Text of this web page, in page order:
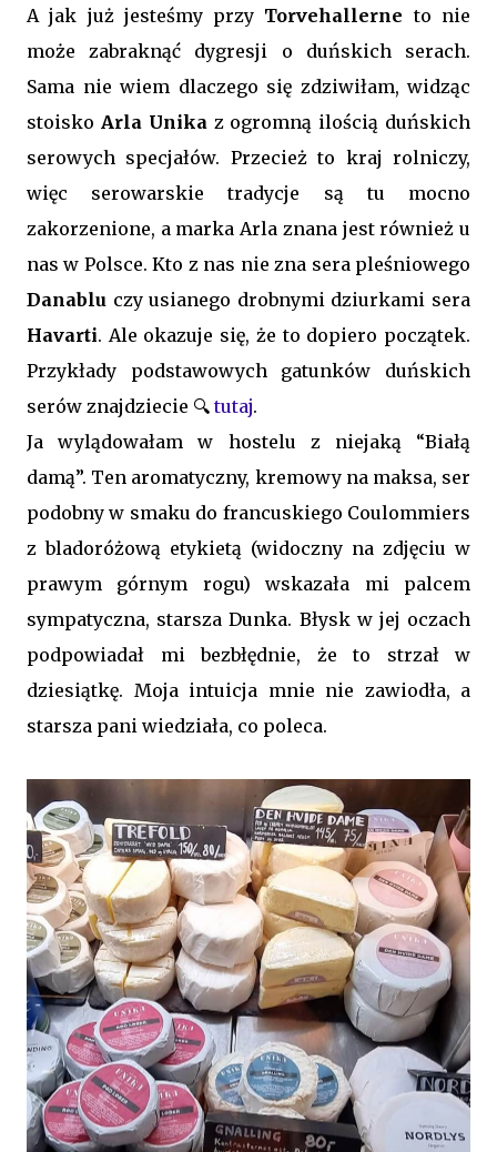
A jak już jesteśmy przy Torvehallerne to nie
może zabraknąć dygresji o duńskich serach.
Sama nie wiem dlaczego się zdziwiłam, widząc
stoisko Arla Unika z ogromną ilością duńskich
serowych specjałów. Przecież to kraj rolniczy,
więc serowarskie tradycje są tu mocno
zakorzenione, a marka Arla znana jest również u
nas w Polsce. Kto z nas nie zna sera pleśniowego
Danablu czy usianego drobnymi dziurkami sera
Havarti. Ale okazuje się, że to dopiero początek.
Przykłady podstawowych gatunków duńskich
serów znajdziecie 🔍tutaj.
Ja wylądowałam w hostelu z niejaką “Białą
damą”. Ten aromatyczny, kremowy na maksa, ser
podobny w smaku do francuskiego Coulommiers
z bladoróżową etykietą (widoczny na zdjęciu w
prawym górnym rogu) wskazała mi palcem
sympatyczna, starsza Dunka. Błysk w jej oczach
podpowiadał mi bezbłędnie, że to strzał w
dziesiątkę. Moja intuicja mnie nie zawiodła, a
starsza pani wiedziała, co poleca.